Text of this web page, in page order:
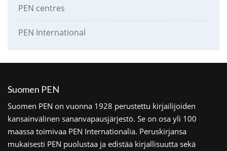
PEN centres
PEN International
Suomen PEN
Suomen PEN on vuonna 1928 perustettu kirjailijoiden
kansainvälinen sananvapausjärjestö. Se on osa yli 100
maassa toimivaa PEN Internationalia. Peruskirjansa
mukaisesti PEN puolustaa ja edistää kirjallisuutta sekä